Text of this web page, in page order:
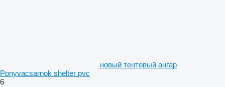
новый тентовый ангар
Ponyvacsarnok shelter pvc
6